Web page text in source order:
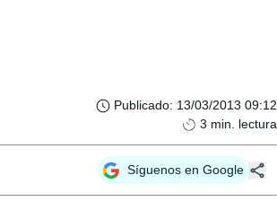
Publicado: 13/03/2013 09:12
3 min. lectura
Síguenos en Google